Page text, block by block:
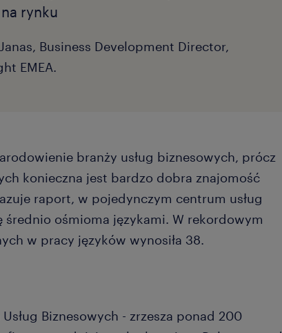
rynku
Business Development Director,
EMEA.
branży usług biznesowych, prócz
konieczna jest bardzo dobra znajomość
raport, w pojedynczym centrum usług
średnio ośmioma językami. W rekordowym
w pracy języków wynosiła 38.
Biznesowych - zrzesza ponad 200